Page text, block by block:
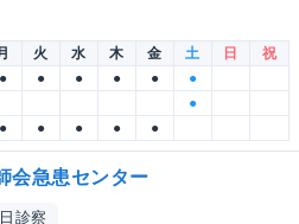
火 水 木 金 土 日
祝
● ● ● ● ●
●
●
● ● ● ● ●
会急患センター
診察